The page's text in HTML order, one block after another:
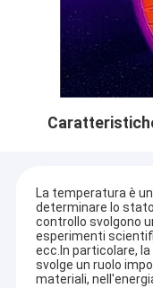
La temperatura è
determinare lo
controllo svolgono
esperimenti
ecc.In particolare,
svolge un ruolo
materiali,